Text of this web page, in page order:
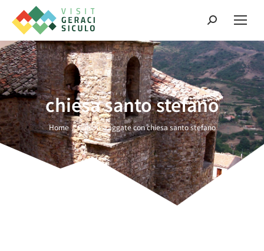
chiesa santo stefano
Tu sei qui: Home Entrate taggate con chiesa santo stefano